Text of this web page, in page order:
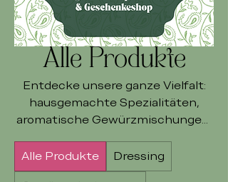
Alle Produkte
Entdecke unsere ganze Vielfalt:
hausgemachte Spezialitäten,
aromatische Gewürzmischungen,
und flexible Gutscheine.
Alle Produkte
Dressing